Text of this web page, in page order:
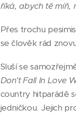
říká, abych tě míň,
Přes trochu
se člověk rád
Sluší se
Don't Fall In Love
country hitparádě
jedničkou. Jejich